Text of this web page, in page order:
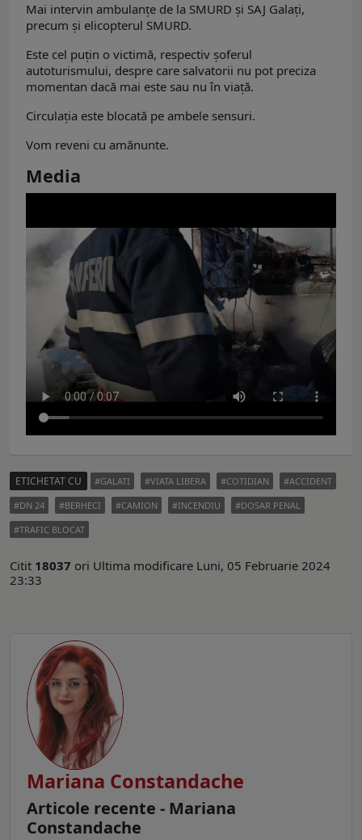
Mai intervin ambulanțe de la SMURD și SAJ Galați,
precum și elicopterul SMURD.
Este cel puțin o victimă, respectiv șoferul
autoturismului, despre care salvatorii nu pot preciza
momentan dacă mai este sau nu în viață.
Circulația este blocată pe ambele sensuri.
Vom reveni cu amănunte.
Media
ETICHETAT CU GALATI VIATA LIBERA COTIDIAN
ACCIDENT
DN 24
BERHECI CAMION INCENDIU
DOSAR PENAL
TRAFIC BLOCAT
Citit 18037 ori Ultima modificare Luni, 05 Februarie 2024
23:33
Mariana Constandache
Articole recente - Mariana
Constandache